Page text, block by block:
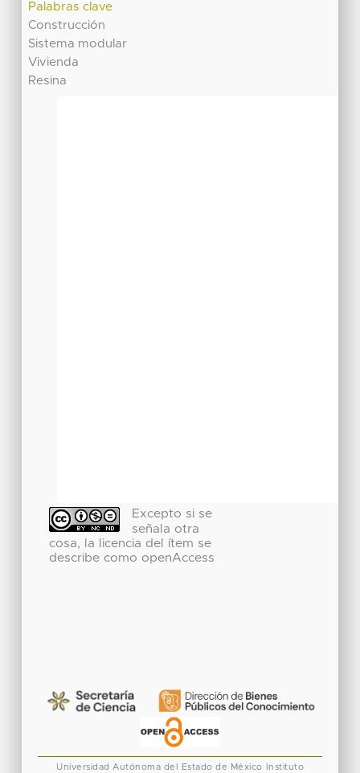
Palabras clave
Construcción
Sistema modular
Vivienda
Resina
Excepto si se
señala otra
cosa, la licencia del ítem se
describe como openAccess
Universidad Autónoma del Estado de México Instituto